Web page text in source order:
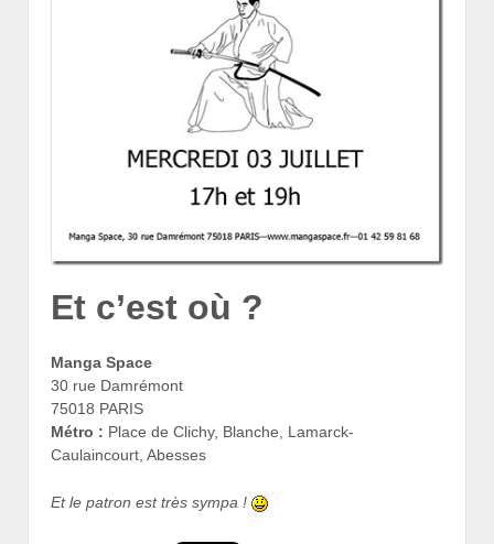
Et c’est où ?
Manga Space
30 rue Damrémont
75018 PARIS
Métro : Place de Clichy, Blanche, Lamarck-
Caulaincourt, Abesses
Et le patron est très sympa !